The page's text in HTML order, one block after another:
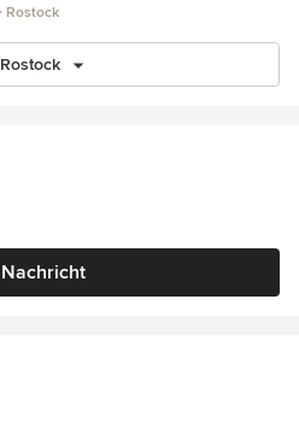
Rostock
Rostock
Nachricht